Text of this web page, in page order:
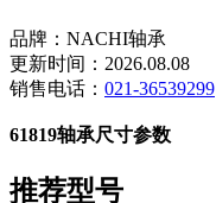
品牌：NACHI轴承
更新时间：2026.08.08
销售电话： 021-36539299
61819轴承尺寸参数
推荐型号